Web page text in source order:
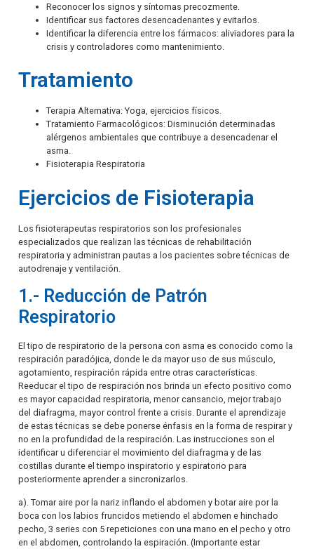
Reconocer los signos y síntomas precozmente.
Identificar sus factores desencadenantes y evitarlos.
Identificar la diferencia entre los fármacos: aliviadores para la
crisis y controladores como mantenimiento.
Tratamiento
Terapia Alternativa: Yoga, ejercicios físicos.
Tratamiento Farmacológicos: Disminución determinadas
alérgenos ambientales que contribuye a desencadenar el
asma.
Fisioterapia Respiratoria
Ejercicios de Fisioterapia
Los fisioterapeutas respiratorios son los profesionales
especializados que realizan las técnicas de rehabilitación
respiratoria y administran pautas a los pacientes sobre técnicas de
autodrenaje y ventilación.
1.- Reducción de Patrón
Respiratorio
El tipo de respiratorio de la persona con asma es conocido como la
respiración paradójica, donde le da mayor uso de sus músculo,
agotamiento, respiración rápida entre otras características.
Reeducar el tipo de respiración nos brinda un efecto positivo como
es mayor capacidad respiratoria, menor cansancio, mejor trabajo
del diafragma, mayor control frente a crisis. Durante el aprendizaje
de estas técnicas se debe ponerse énfasis en la forma de respirar y
no en la profundidad de la respiración. Las instrucciones son el
identificar u diferenciar el movimiento del diafragma y de las
costillas durante el tiempo inspiratorio y espiratorio para
posteriormente aprender a sincronizarlos.
a). Tomar aire por la nariz inflando el abdomen y botar aire por la
boca con los labios fruncidos metiendo el abdomen e hinchado
pecho, 3 series con 5 repeticiones con una mano en el pecho y otro
en el abdomen, controlando la espiración. (Importante estar